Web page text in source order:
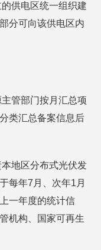
供电区统一组织建
分可向该供电区内
管部门按月汇总项
类汇总备案信息后
地区分布式光伏发
每年7月、次年1月
一年度的统计信
机构、国家可再生